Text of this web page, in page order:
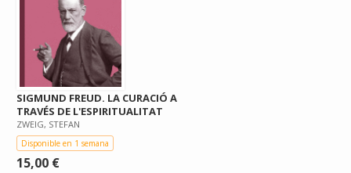
SIGMUND FREUD. LA CURACIÓ A
TRAVÉS DE L'ESPIRITUALITAT
ZWEIG, STEFAN
Disponible en 1 semana
15,00 €